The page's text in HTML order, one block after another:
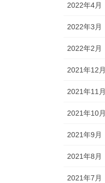
2022年4月
2022年3月
2022年2月
2021年12月
2021年11月
2021年10月
2021年9月
2021年8月
2021年7月